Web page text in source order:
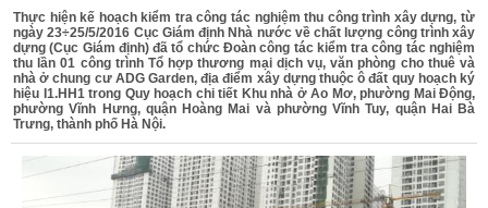
Thực hiện kế hoạch kiểm tra công tác nghiệm thu công trình xây dựng, từ
ngày 23÷25/5/2016 Cục Giám định Nhà nước về chất lượng công trình xây
dựng (Cục Giám định) đã tổ chức Đoàn công tác kiểm tra công tác nghiệm
thu lần 01 công trình Tổ hợp thương mại dịch vụ, văn phòng cho thuê và
nhà ở chung cư ADG Garden, địa điểm xây dựng thuộc ô đất quy hoạch ký
hiệu I1.HH1 trong Quy hoạch chi tiết Khu nhà ở Ao Mơ, phường Mai Động,
phường Vĩnh Hưng, quận Hoàng Mai và phường Vĩnh Tuy, quận Hai Bà
Trưng, thành phố Hà Nội.